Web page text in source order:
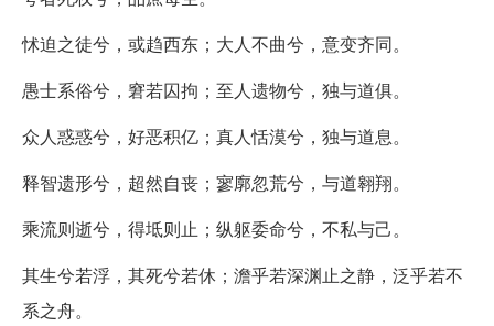
怵迫之徒兮，或趋西东；大人不曲兮，意变齐同。
愚士系俗兮，窘若囚拘；至人遗物兮，独与道俱。
众人惑惑兮，好恶积亿；真人恬漠兮，独与道息。
释智遗形兮，超然自丧；寥廓忽荒兮，与道翱翔。
乘流则逝兮，得坻则止；纵躯委命兮，不私与己。
其生兮若浮，其死兮若休；澹乎若深渊止之静，泛乎若不
系之舟。